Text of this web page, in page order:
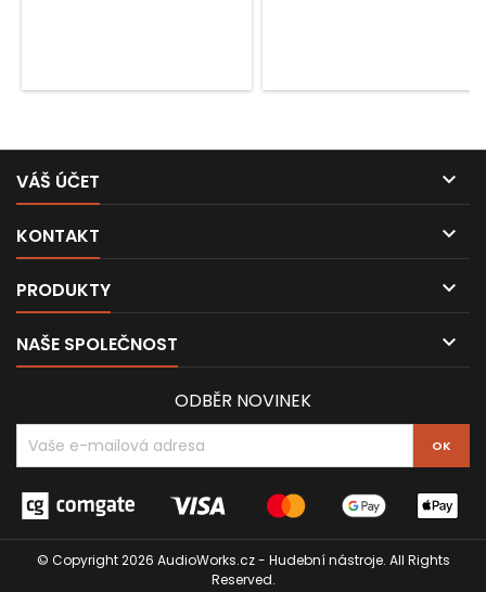
VÁŠ ÚČET 
KONTAKT 
PRODUKTY 
NAŠE SPOLEČNOST 
ODBĚR NOVINEK
© Copyright 2026 AudioWorks.cz - Hudební nástroje. All Rights
Reserved.